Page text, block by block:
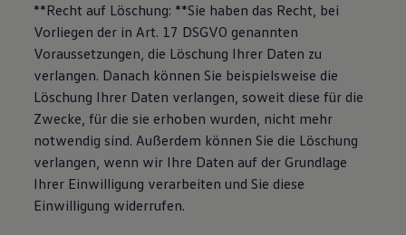
**Recht auf Löschung: **Sie haben das Recht, bei
Vorliegen der in Art. 17 DSGVO genannten
Voraussetzungen, die Löschung Ihrer Daten zu
verlangen. Danach können Sie beispielsweise die
Löschung Ihrer Daten verlangen, soweit diese für die
Zwecke, für die sie erhoben wurden, nicht mehr
notwendig sind. Außerdem können Sie die Löschung
verlangen, wenn wir Ihre Daten auf der Grundlage
Ihrer Einwilligung verarbeiten und Sie diese
Einwilligung widerrufen.